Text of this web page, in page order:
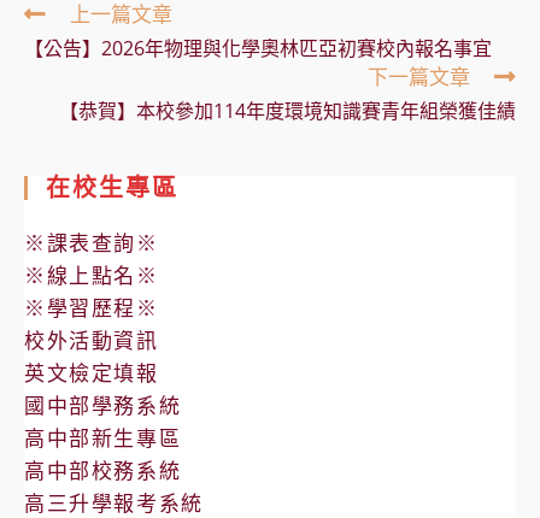
Read
more
articles
上一篇文章
【公告】2026年物理與化學奧林匹亞初賽校內報名事宜
下一篇文章
【恭賀】本校參加114年度環境知識賽青年組榮獲佳績
在校生專區
※課表查詢※
※線上點名※
※學習歷程※
校外活動資訊
英文檢定填報
國中部學務系統
高中部新生專區
高中部校務系統
高三升學報考系統